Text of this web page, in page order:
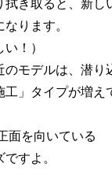
拭き取ると、新し
ります。
！）
のモデルは、潜り
工」タイプが増え
面を向いている
すよ。